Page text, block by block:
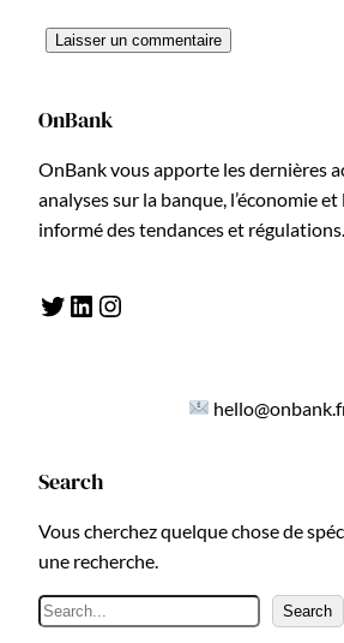
OnBank
OnBank vous apporte les dernières
analyses sur la banque, l’économie
informé des tendances et régulations.
Twitter LinkedIn Instagram
Search
Vous cherchez quelque chose de
une recherche.
R
Search